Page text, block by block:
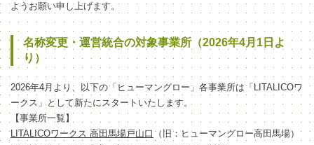
ようお願い申し上げます。
名称変更・運営統合の対象事業所（2026年4月1日よ
り）
2026年4月より、以下の「ヒューマングロー」各事業所は「LITALICOワ
ークス」として新たにスタートいたします。
【事業所一覧】
LITALICOワークス 高田馬場戸山口 （旧：ヒューマングロー高田馬場）